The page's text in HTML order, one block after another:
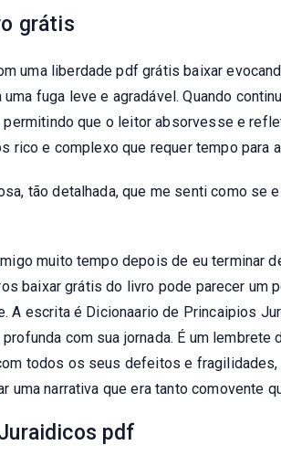
grátis
uma liberdade pdf grátis baixar
fuga leve e agradável. Quando
que o leitor absorvesse e
rico e complexo que requer tempo para
tão detalhada, que me senti como se
muito tempo depois de eu terminar
baixar grátis do livro pode parecer um
A escrita é Dicionaario de Princaipios
com sua jornada. É um
todos os seus defeitos e
uma narrativa que era tanto comovente
pdf